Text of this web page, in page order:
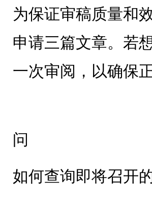
为保证审稿质量和
申请三篇文章。若
一次审阅，以确保
问
如何查询即将召开